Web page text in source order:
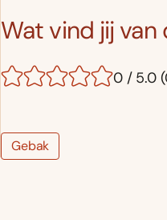
Wat vind jij
0 / 5.0
Gebak